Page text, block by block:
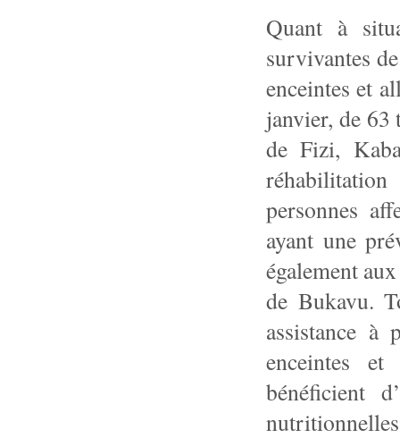
Quant à
survivantes
enceintes et
janvier, de
de Fizi,
personnes
ayant une
également
de Bukavu.
assistance à
enceintes et
bénéficient